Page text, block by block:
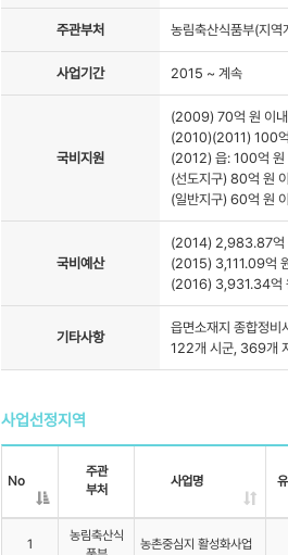
주관부처 농림축산식품부(지역
사업기간 2015 ~ 계속
국비지원
(2009) 70억 원 이
(2010)(2011) 100
(2012) 읍: 100억 원
(선도지구) 80억 원
(일반지구) 60억 원
국비예산
(2014) 2,983.87억
(2015) 3,111.09억
(2016) 3,931.34억
기타사항
읍면소재지 종합정
122개 시군, 369개
사업선정지역
No
주관
부처
사업명
1
농림축산식
농촌중심지 활성화사업